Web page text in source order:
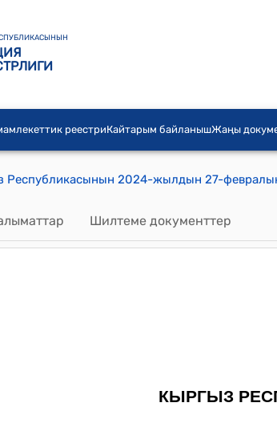
реестриКайтарым байланышЖаңы
Шилтеме документтер